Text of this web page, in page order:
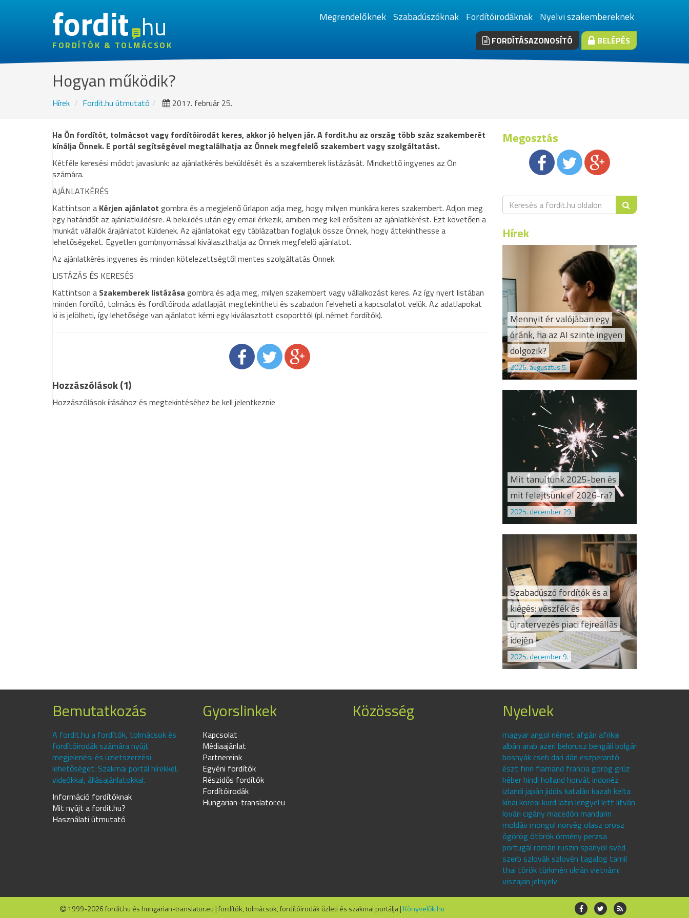
fordithu
FORDÍTÓK & TOLMÁCSOK
Megrendelőknek Szabadúszóknak Fordítóirodáknak Nyelvi szakembereknek
FORDÍTÁSAZONOSÍTÓ BELÉPÉS
Hogyan működik?
Hírek Fordit.hu útmutató 2017. február 25.
Ha Ön fordítót, tolmácsot vagy fordítóirodát keres, akkor jó helyen jár. A fordit.hu az ország több száz szakemberét
kínálja Önnek. E portál segítségével megtalálhatja az Önnek megfelelő szakembert vagy szolgáltatást.
Kétféle keresési módot javaslunk: az ajánlatkérés beküldését és a szakemberek listázását. Mindkettő ingyenes az Ön
számára.
AJÁNLATKÉRÉS
Kattintson a Kérjen ajánlatot gombra és a megjelenő űrlapon adja meg, hogy milyen munkára keres szakembert. Adjon meg
egy határidőt az ajánlatküldésre. A beküldés után egy email érkezik, amiben meg kell erősíteni az ajánlatkérést. Ezt követően a
munkát vállalók árajánlatot küldenek. Az ajánlatokat egy táblázatban foglaljuk össze Önnek, hogy áttekinthesse a
lehetőségeket. Egyetlen gombnyomással kiválaszthatja az Önnek megfelelő ajánlatot.
Az ajánlatkérés ingyenes és minden kötelezettségtől mentes szolgáltatás Önnek.
LISTÁZÁS ÉS KERESÉS
Kattintson a Szakemberek listázása gombra és adja meg, milyen szakembert vagy vállalkozást keres. Az így nyert listában
minden fordító, tolmács és fordítóiroda adatlapját megtekintheti és szabadon felveheti a kapcsolatot velük. Az adatlapokat
ki is jelölheti, így lehetősége van ajánlatot kérni egy kiválasztott csoporttól (pl. német fordítók).
Hozzászólások (1)
Hozzászólások írásához és megtekintéséhez be kell jelentkeznie
Megosztás
Hírek
Mennyit ér valójában egy
óránk, ha az AI szinte ingyen
dolgozik?
2026. augusztus 5.
Mit tanultunk 2025-ben és
mit felejtsünk el 2026-ra?
2025. december 29.
Szabadúszó fordítók és a
kiégés: vészfék és
újratervezés piaci fejreállás
idején
2025. december 9.
Bemutatkozás
A fordit.hu a fordítók, tolmácsok és
fordítóirodák számára nyújt
megjelenési és üzletszerzési
lehetőséget. Szakmai portál hírekkel,
videókkal, állásajánlatokkal.
Információ fordítóknak
Mit nyújt a fordit.hu?
Használati útmutató
Gyorslinkek
Kapcsolat
Médiaajánlat
Partnereink
Egyéni fordítók
Részidős fordítók
Fordítóirodák
Hungarian-translator.eu
Közösség Nyelvek
magyar angol német afgán afrikai
albán arab azeri belorusz bengáli bolgár
bosnyák cseh dari dán eszperantó
észt finn flamand francia görög grúz
héber hindi holland horvát indonéz
izlandi japán jiddis katalán kazah kelta
kínai koreai kurd latin lengyel lett litván
lovári cigány macedón mandarin
moldáv mongol norvég olasz orosz
ógörög ótörök örmény perzsa
portugál román ruszin spanyol svéd
szerb szlovák szlovén tagalog tamil
thai török türkmén ukrán vietnámi
viszajan jelnyelv
1999-2026 fordit.hu és hungarian-translator.eu | fordítók, tolmácsok, fordítóirodák üzleti és szakmai portálja | Könyvelők.hu